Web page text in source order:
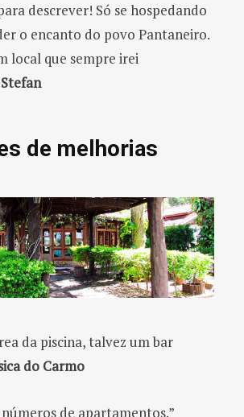
descrever! Só se hospedando
o encanto do povo Pantaneiro.
local que sempre irei
de melhorias
da piscina, talvez um bar
do Carmo
de apartamentos.”